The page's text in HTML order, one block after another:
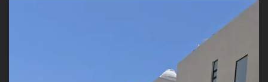
مشغل
الفيديو